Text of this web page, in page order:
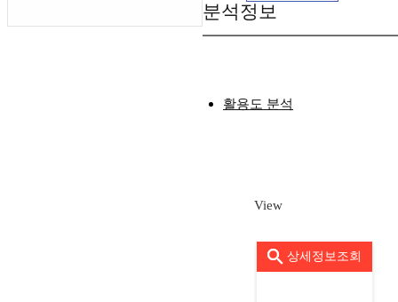
분석정보
활용도 분석
View
상세정보조회